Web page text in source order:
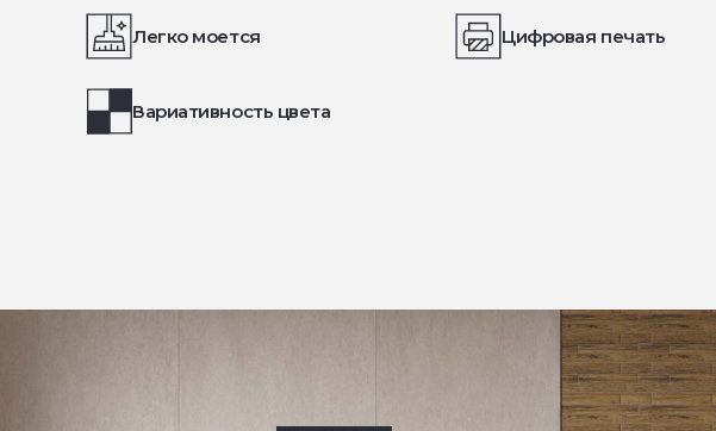
Легко моется Цифровая печать
Вариативность цвета